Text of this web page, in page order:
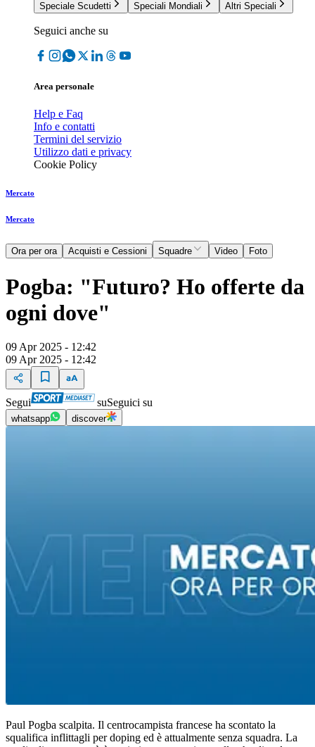
Speciale Scudetti
Speciali Mondiali Altri Speciali
Seguici anche su
Area personale
Help e Faq
Info e contatti
Termini del servizio
Utilizzo dati e privacy
Cookie Policy
Mercato
Mercato
Ora per ora Acquisti e Cessioni Squadre Video Foto
Pogba: "Futuro? Ho offerte da
ogni dove"
09 Apr 2025 - 12:42
09 Apr 2025 - 12:42
Segui suSeguici su
whatsapp discover
Paul Pogba scalpita. Il centrocampista francese ha scontato la
squalifica inflittagli per doping ed è attualmente senza squadra. La